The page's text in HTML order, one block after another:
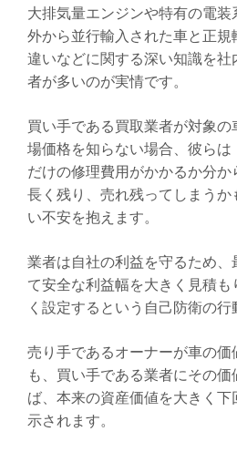
大排気量エンジンや特有の電
外から並行輸入された車と正
違いなどに関する深い知識を
者が多いのが実情です。
買い手である買取業者が対象
場価格を知らない場合、彼ら
だけの修理費用がかかるか分
長く残り、売れ残ってしまう
い不安を抱えます。
業者は自社の利益を守るため
て安全な利益幅を大きく見積
く設定するという自己防衛の行
売り手であるオーナーが車の
も、買い手である業者にその
ば、本来の資産価値を大きく
示されます。